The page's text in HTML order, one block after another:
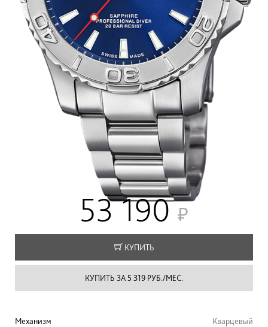
53 190
КУПИТЬ
КУПИТЬ ЗА 5 319 РУБ./МЕС.
Механизм
Кварцевый